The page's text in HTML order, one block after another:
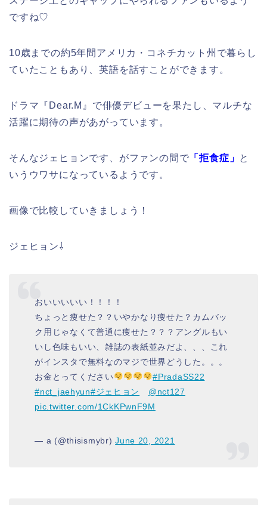
ですね♡
10歳までの約5年間アメリカ・コネチカット州で暮らし
ていたこともあり、英語を話すことができます。
ドラマ『Dear.M』で俳優デビューを果たし、マルチな
活躍に期待の声があがっています。
そんなジェヒョンです、がファンの間で 「拒食症」 と
いうウワサになっているようです。
画像で比較していきましょう！
ジェヒョン⇩
おいいいいい！！！！
ちょっと痩せた？？いやかなり痩せた？カムバッ
ク用じゃなくて普通に痩せた？？？アングルもい
いし色味もいい、雑誌の表紙並みだよ、、、これ
がインスタで無料なのマジで世界どうした。。。
お金とってください
#PradaSS22
#nct_jaehyun#ジェヒョン
@nct127
pic.twitter.com/1CkKPwnF9M
— a (@thisismybr)June 20, 2021